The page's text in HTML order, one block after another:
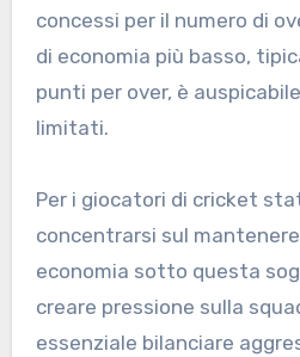
concessi per il numero di
di economia più basso,
punti per over, è
limitati.
Per i giocatori di cricket
concentrarsi sul
economia sotto questa
creare pressione sulla
essenziale bilanciare